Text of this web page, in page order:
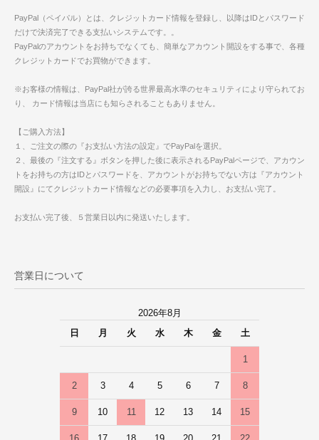
PayPal（ペイパル）とは、クレジットカード情報を登録し、以降はIDとパスワード
だけで決済完了できる支払いシステムです。。
PayPalのアカウントをお持ちでなくても、簡単なアカウント開設をする事で、各種
クレジットカードでお買物ができます。
※お客様の情報は、PayPal社が誇る世界最高水準のセキュリティにより守られてお
り、 カード情報は当店にも知らされることもありません。
【ご購入方法】
１、ご注文の際の『お支払い方法の設定』でPayPalを選択。
２、最後の『注文する』ボタンを押した後に表示されるPayPalページで、アカウン
トをお持ちの方はIDとパスワードを、アカウントがお持ちでない方は『アカウント
開設』にてクレジットカード情報などの必要事項を入力し、お支払い完了。
お支払い完了後、５営業日以内に発送いたします。
営業日について
2026年8月
日
月 火 水 木 金 土
1
2 3 4 5 6 7 8
9 10 11 12 13 14 15